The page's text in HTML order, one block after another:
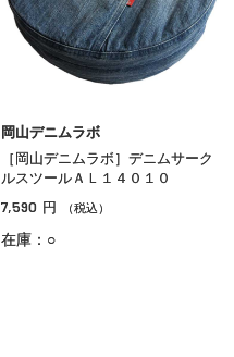
岡山デニムラボ
［岡山デニムラボ］デニムサーク
ルスツールＡＬ１４０１０
7,590 円 （税込）
在庫：○